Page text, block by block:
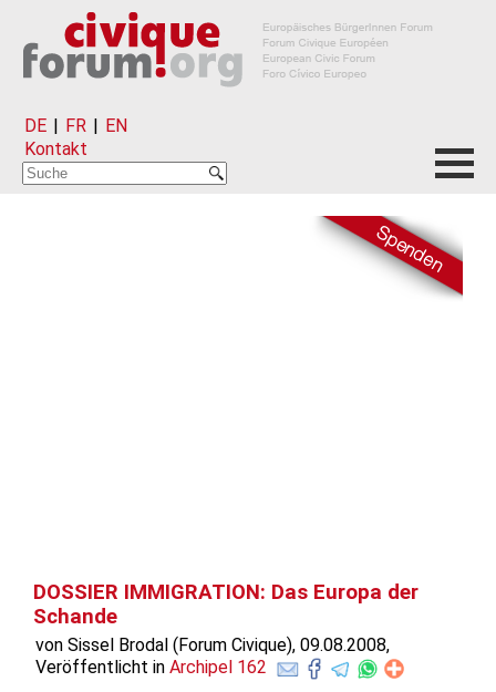
DE | FR | EN
Kontakt
DOSSIER IMMIGRATION: Das Europa der
Schande
von Sissel Brodal (Forum Civique), 09.08.2008,
Veröffentlicht in Archipel 162